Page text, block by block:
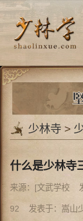
少林寺>
什么是少林寺
来源：[文武学校
92 发表于：嵩山